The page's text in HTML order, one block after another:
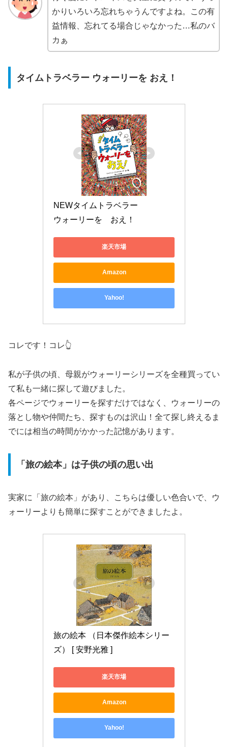
かりいろいろ忘れちゃうんですよね。この有
益情報、忘れてる場合じゃなかった…私のバ
カぁ
タイムトラベラー ウォーリーを おえ！
NEWタイムトラベラー
ウォーリーを　おえ！
楽天市場
Amazon
Yahoo!
コレです！コレ👆
私が子供の頃、母親がウォーリーシリーズを全種買ってい
て私も一緒に探して遊びました。
各ページでウォーリーを探すだけではなく、ウォーリーの
落とし物や仲間たち、探すものは沢山！全て探し終えるま
でには相当の時間がかかった記憶があります。
「旅の絵本」は子供の頃の思い出
実家に「旅の絵本」があり、こちらは優しい色合いで、ウ
ォーリーよりも簡単に探すことができましたよ。
旅の絵本 （日本傑作絵本シリー
ズ） [ 安野光雅 ]
楽天市場
Amazon
Yahoo!